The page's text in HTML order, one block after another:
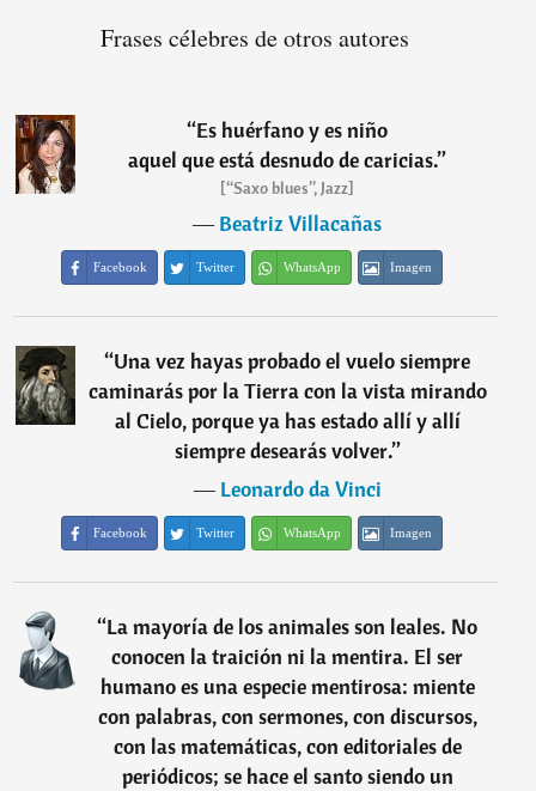
Frases célebres de otros autores
“Es huérfano y es niño
aquel que está desnudo de caricias.”
[“Saxo blues”, Jazz]
―Beatriz Villacañas
Facebook Twitter WhatsApp Imagen
“Una vez hayas probado el vuelo siempre
caminarás por la Tierra con la vista mirando
al Cielo, porque ya has estado allí y allí
siempre desearás volver.”
―Leonardo da Vinci
Facebook Twitter WhatsApp Imagen
“La mayoría de los animales son leales. No
conocen la traición ni la mentira. El ser
humano es una especie mentirosa: miente
con palabras, con sermones, con discursos,
con las matemáticas, con editoriales de
periódicos; se hace el santo siendo un